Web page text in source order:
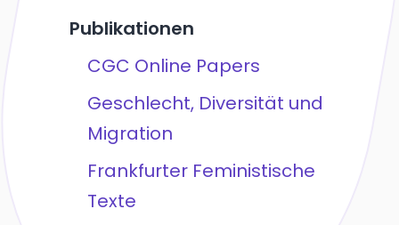
Publikationen
CGC Online Papers
Geschlecht, Diversität und
Migration
Frankfurter Feministische
Texte